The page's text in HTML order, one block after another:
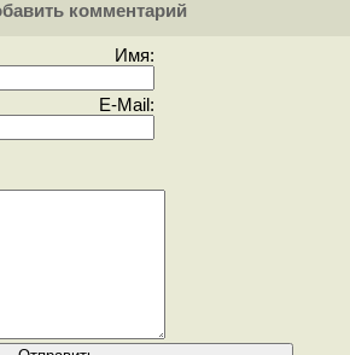
комментарий
Имя:
E-Mail: